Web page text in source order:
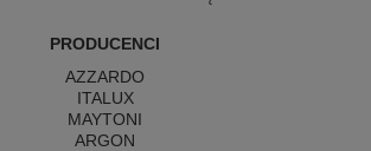
PRODUCENCI
AZZARDO
ITALUX
MAYTONI
ARGON